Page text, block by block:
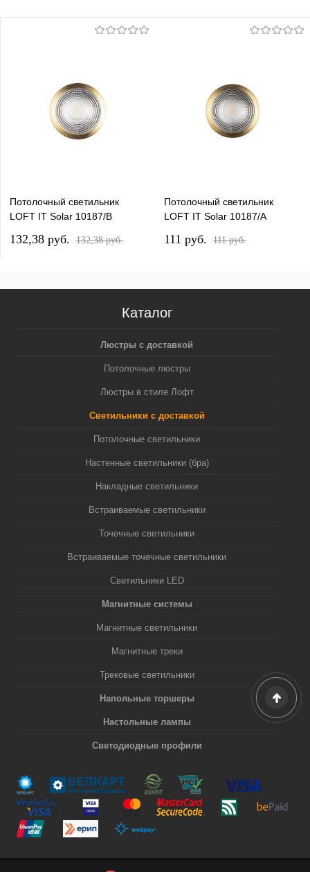
Потолочный светильник
LOFT IT Solar 10187/B
132,38 pуб. 132,38 pуб.
Потолочный светильник
LOFT IT Solar 10187/A
111 pуб. 111 pуб.
Каталог
Люстры с доставкой
Потолочные люстры
Люстры в стиле Лофт
Светильники с доставкой
Потолочные светильники
Настенные светильники (бра)
Накладные светильники
Встраиваемые светильники
Точечные светильники
Встраиваемые точечные светильники
Светильники LED
Магнитные системы
Магнитные светильники
Магнитные треки
Трековые светильники
Напольные торшеры
Настольные лампы
Светодиодные профили